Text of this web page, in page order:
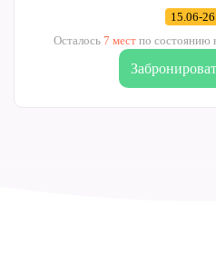
15.06-
Осталось7 мест по состоянию